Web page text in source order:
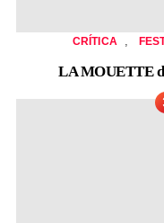
CRÍTICA
LA MOUETTE